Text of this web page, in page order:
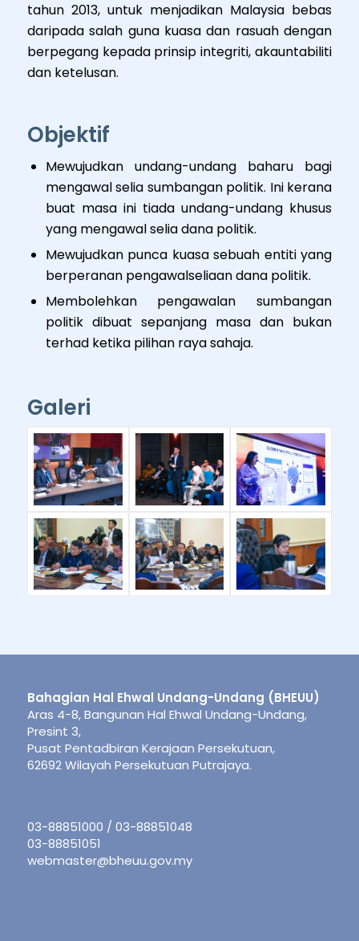
tahun 2013, untuk menjadikan Malaysia bebas
daripada salah guna kuasa dan rasuah dengan
berpegang kepada prinsip integriti, akauntabiliti
dan ketelusan.
Objektif
Mewujudkan undang-undang baharu bagi
mengawal selia sumbangan politik. Ini kerana
buat masa ini tiada undang-undang khusus
yang mengawal selia dana politik.
Mewujudkan punca kuasa sebuah entiti yang
berperanan pengawalseliaan dana politik.
Membolehkan pengawalan sumbangan
politik dibuat sepanjang masa dan bukan
terhad ketika pilihan raya sahaja.
Galeri
Bahagian Hal Ehwal Undang-Undang (BHEUU)
Aras 4-8, Bangunan Hal Ehwal Undang-Undang,
Presint 3,
Pusat Pentadbiran Kerajaan Persekutuan,
62692 Wilayah Persekutuan Putrajaya.
03-88851000 / 03-88851048
03-88851051
webmaster@bheuu.gov.my